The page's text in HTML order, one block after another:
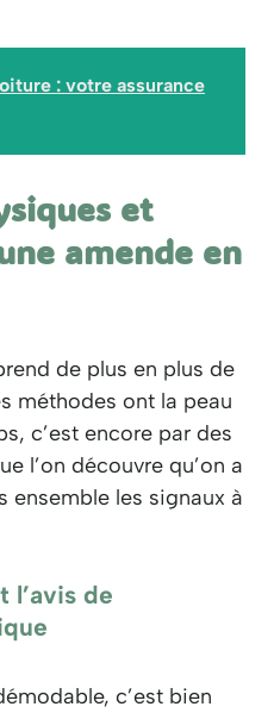
: votre assurance
et
amende en
de plus en plus de
méthodes ont la peau
c’est encore par des
l’on découvre qu’on a
ensemble les signaux à
l’avis de
c’est bien